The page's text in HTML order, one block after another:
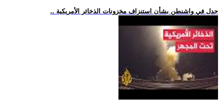
.. جدل في واشنطن بشأن استنزاف مخزونات الذخائر الأمريكية